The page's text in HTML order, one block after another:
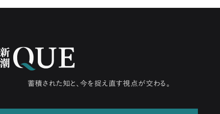
蓄積された知と、今を捉え直す視点が交わる。